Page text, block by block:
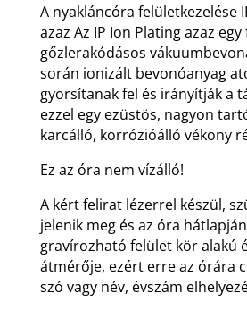
A nyakláncóra felületkezelése
azaz Az IP Ion Plating azaz egy
gőzlerakódásos
során ionizált bevonóanyag
gyorsítanak fel és irányítják a
ezzel egy ezüstös, nagyon
karcálló, korrózióálló vékony
Ez az óra nem vízálló!
A kért felirat lézerrel készül,
jelenik meg és az óra
gravírozható felület kör alakú
átmérője, ezért erre az órára
szó vagy név, évszám